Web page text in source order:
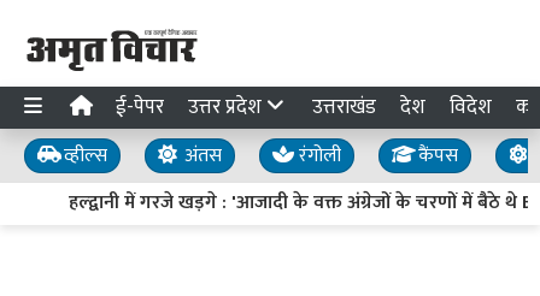
ई-पेपर उत्तर प्रदेश उत्तराखंड देश विदेश
व्हील्स अंतस रंगोली कैंपस
हल्द्वानी में गरजे खड़गे : 'आजादी के वक्त अंग्रेजों के चरणों में बैठे थे